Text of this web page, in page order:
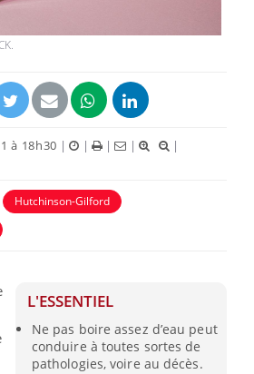
à 18h30 | | | |
|
Hutchinson-Gilford
L'ESSENTIEL
Ne pas boire assez d’eau peut
conduire à toutes sortes de
pathologies, voire au décès.